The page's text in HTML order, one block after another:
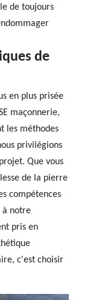
de toujours
de
en plus prisée
maçonnerie,
les méthodes
privilégions
Que vous
de la pierre
compétences
à notre
pris en
c'est choisir